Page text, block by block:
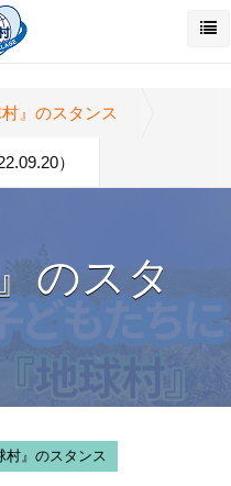
村』のスタンス
）
のスタ
村』のスタンス